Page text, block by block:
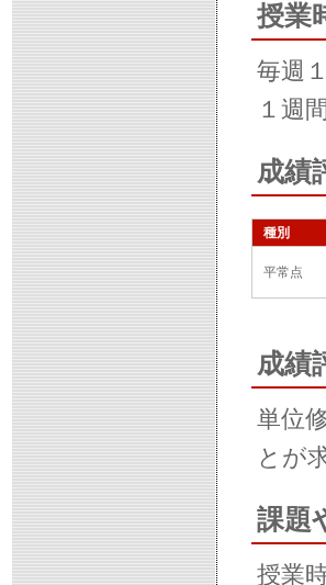
授業
毎週
１週
成績
種別
平常点
成績
単位
とが
課題
授業